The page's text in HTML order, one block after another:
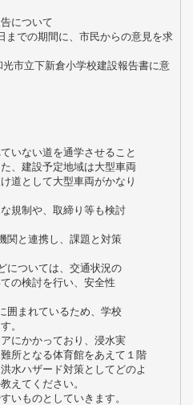
について
での期間に、市民からの意見を求
市立下新倉小学校建設報告書に意
いない道を通学させること
、建設予定地域は大型車両
道として大型車両がかなり
規制や、取締り等も検討
と連携し、課題と対策
ついては、交通状況の
の検討を行い、安全性
まれているため、学校
。
にかかっており、浸水実
所となる体育館をあえて１階
水ハザード対策としてどのよ
えてください。
いものとしていきます。